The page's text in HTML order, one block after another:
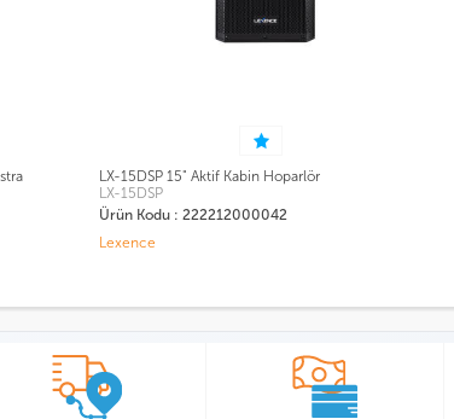
WAP-15505 15" 16*2 Kanal Taşınabilir Ses Sistemi
WAP-15505
Ürün Kodu : 222212000017
Westa